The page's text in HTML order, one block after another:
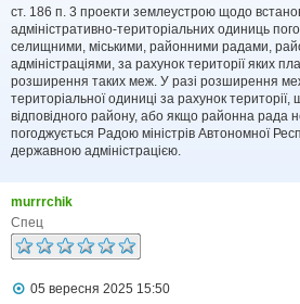
я
ст. 186 п. 3 проекти землеустрою щодо
адміністративно-територіальних одиниць
селищними, міськими, районними радами,
адміністраціями, за рахунок території яких
розширення таких меж. У разі розширення
територіальної одиниці за рахунок
відповідного району, або якщо районна рада
погоджується Радою міністрів Автономної
державною адміністрацією.
murrrchik
Спец
П
05 вересня 2025 15:50